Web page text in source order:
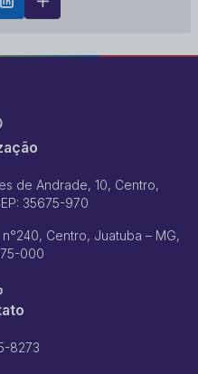
de Andrade, 10, Centro,
35675-970
Centro, Juatuba – MG,
000
8273